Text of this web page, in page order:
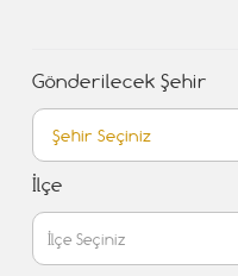
Gönderilecek Şehir
İlçe